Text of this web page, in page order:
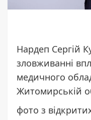
Нардеп Сергій
зловживанні
медичного
Житомирській
фото з